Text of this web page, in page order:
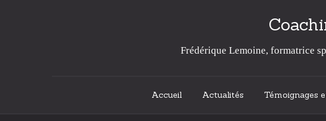
Frédérique Lemoine, formatrice
Accueil Actualités Témoignages